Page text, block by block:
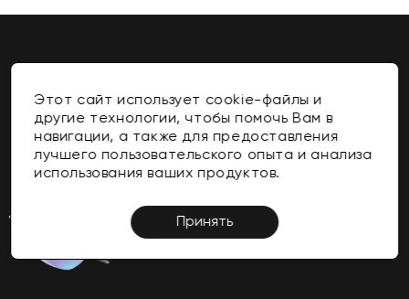
Этот сайт использует cookie-файлы и
другие технологии, чтобы помочь Вам в
навигации, а также для предоставления
лучшего пользовательского опыта и анализа
использования ваших продуктов.
Принять
Контакты
Личный Кабинет
Поддержка Клиентов